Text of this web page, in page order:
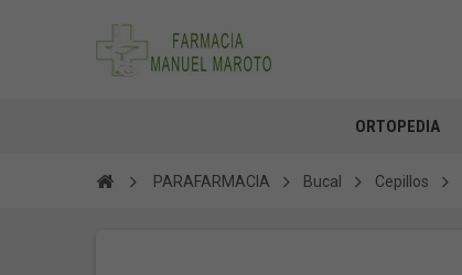
ORTOPEDIA
PARAFARMACIA Bucal Cepillos